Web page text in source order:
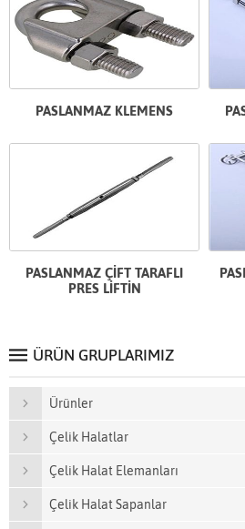
PASLANMAZ KLEMENS
PASLANMAZ ÇİFT TARAFLI
PRES LİFTİN
ÜRÜN GRUPLARIMIZ
Ürünler
Çelik Halatlar
Çelik Halat Elemanları
Çelik Halat Sapanlar